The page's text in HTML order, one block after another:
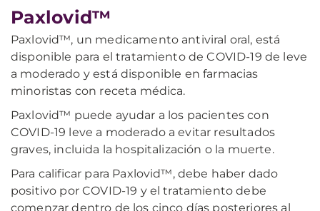
Paxlovid™
Paxlovid™, un medicamento antiviral oral, está
disponible para el tratamiento de COVID-19 de leve
a moderado y está disponible en farmacias
minoristas con receta médica.
Paxlovid™ puede ayudar a los pacientes con
COVID-19 leve a moderado a evitar resultados
graves, incluida la hospitalización o la muerte.
Para calificar para Paxlovid™, debe haber dado
positivo por COVID-19 y el tratamiento debe
comenzar dentro de los cinco días posteriores al